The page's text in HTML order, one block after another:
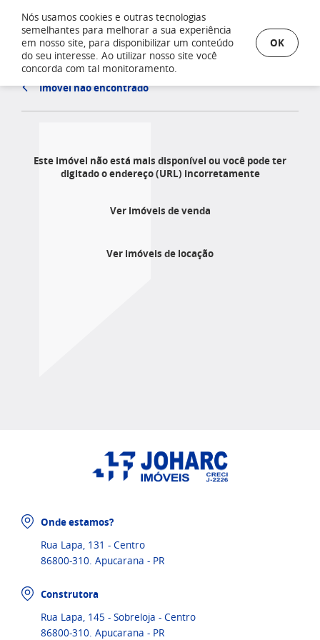
Imóvel não encontrado
Este imóvel não está mais disponível ou você pode ter
digitado o endereço (URL) incorretamente
Ver imóveis de venda
Ver imóveis de locação
Onde estamos?
Rua Lapa, 131 - Centro
86800-310. Apucarana - PR
Construtora
Rua Lapa, 145 - Sobreloja - Centro
86800-310. Apucarana - PR
Nós usamos cookies e outras tecnologias
semelhantes para melhorar a sua experiência
em nosso site, para disponibilizar um conteúdo
do seu interesse. Ao utilizar nosso site você
concorda com tal monitoramento.
OK